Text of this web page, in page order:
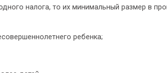
налога, то их минимальный размер в
ребенка;